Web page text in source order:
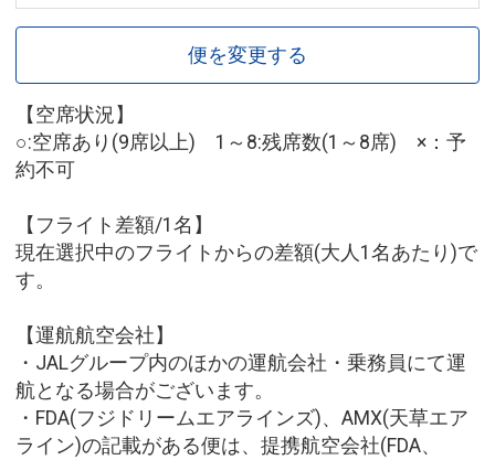
便を変更する
【空席状況】
○:空席あり(9席以上) 1～8:残席数(1～8席) ×：予
約不可
【フライト差額/1名】
現在選択中のフライトからの差額(大人1名あたり)で
す。
【運航航空会社】
・JALグループ内のほかの運航会社・乗務員にて運
航となる場合がございます。
・FDA(フジドリームエアラインズ)、AMX(天草エア
ライン)の記載がある便は、提携航空会社(FDA、